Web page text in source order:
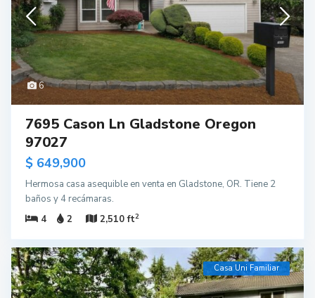
6
7695 Cason Ln Gladstone Oregon
97027
$ 649,900
Hermosa casa asequible en venta en Gladstone, OR. Tiene 2
baños y 4 recámaras.
4
2 2,510 ft2
Casa Uni Familiar